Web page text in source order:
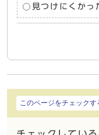
見つけにくかっ
このページをチェックす